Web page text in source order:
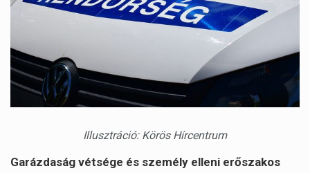
Illusztráció: Körös Hírcentrum
Garázdaság vétsége és személy elleni erőszakos